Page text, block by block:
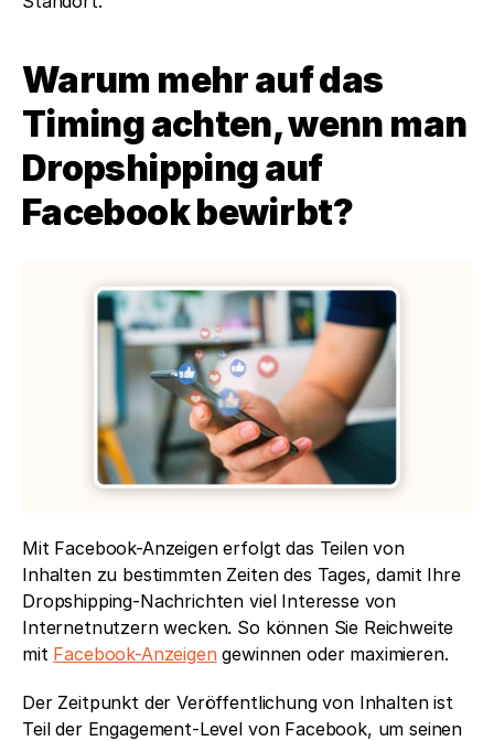
Warum mehr auf das
Timing achten, wenn man
Dropshipping auf
Facebook bewirbt?
Mit Facebook-Anzeigen erfolgt das Teilen von
Inhalten zu bestimmten Zeiten des Tages, damit Ihre
Dropshipping-Nachrichten viel Interesse von
Internetnutzern wecken. So können Sie Reichweite
mit Facebook-Anzeigen gewinnen oder maximieren.
Der Zeitpunkt der Veröffentlichung von Inhalten ist
Teil der Engagement-Level von Facebook, um seinen